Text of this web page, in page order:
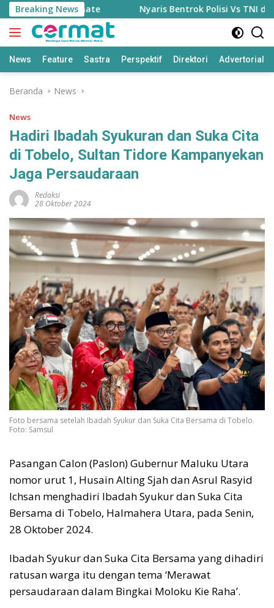
Langsung
ke
konten
Breaking News
Ternate Nyaris Bentrok Polisi Vs TNI di Pulau
News Feature Sastra Perspektif Direktori Advertorial
Beranda News
News
Hadiri Ibadah Syukuran dan Suka Cita
di Tobelo, Sultan Tidore Kampanyekan
Jaga Persaudaraan
Redaksi
28 Oktober 2024
Foto bersama setelah Ibadah Syukur dan Suka Cita Bersama di Tobelo.
Foto: Samsul
Pasangan Calon (Paslon) Gubernur Maluku Utara
nomor urut 1, Husain Alting Sjah dan Asrul Rasyid
Ichsan menghadiri Ibadah Syukur dan Suka Cita
Bersama di Tobelo, Halmahera Utara, pada Senin,
28 Oktober 2024.
Ibadah Syukur dan Suka Cita Bersama yang dihadiri
ratusan warga itu dengan tema ‘Merawat
persaudaraan dalam Bingkai Moloku Kie Raha’.